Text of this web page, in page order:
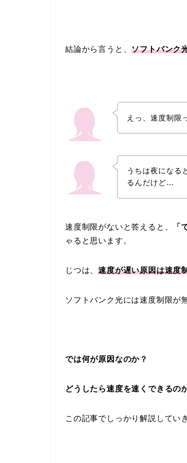
結論から言うと、ソフトバンク
えっ、速度制限
うちは夜になる
るんだけど…
速度制限がないと答えると、 「
ゃると思います。
じつは、速度が遅い原因は速度
ソフトバンク光には速度制限が
では何が原因なのか？
どうしたら速度を速くできるの
この記事でしっかり解説してい